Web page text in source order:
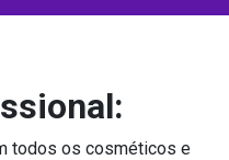
todos os cosméticos e